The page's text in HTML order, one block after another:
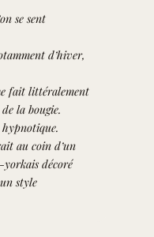
se sent
d’hiver,
fait littéralement
la bougie.
au coin d’un
décoré
style